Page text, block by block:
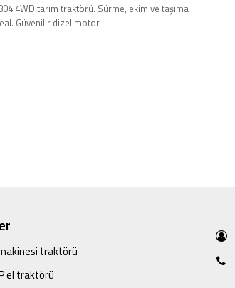
4WD tarım traktörü. Sürme, ekim ve taşıma
Güvenilir dizel motor.
traktörü
el traktörü